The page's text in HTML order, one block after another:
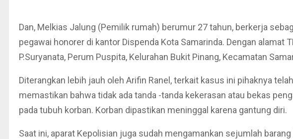
Dan, Melkias Jalung (Pemilik rumah) berumur 27 tahun, berkerja
pegawai honorer di kantor Dispenda Kota Samarinda. Dengan alamat
P.Suryanata, Perum Puspita, Kelurahan Bukit Pinang, Kecamatan
Diterangkan lebih jauh oleh Arifin Ranel, terkait kasus ini pihaknya telah
memastikan bahwa tidak ada tanda -tanda kekerasan atau bekas
pada tubuh korban. Korban dipastikan meninggal karena gantung diri.
Saat ini, aparat Kepolisian juga sudah mengamankan sejumlah barang